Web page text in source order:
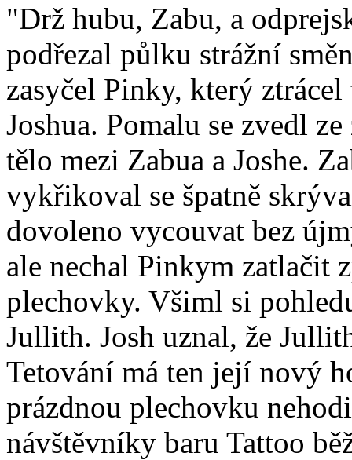
"Drž hubu, Zabu, a
podřezal půlku strážní
zasyčel Pinky, který
Joshua. Pomalu se zvedl
tělo mezi Zabua a Joshe.
vykřikoval se špatně
dovoleno vycouvat bez
ale nechal Pinkym zatlačit
plechovky. Všiml si
Jullith. Josh uznal, že
Tetování má ten její nový
prázdnou plechovku
návštěvníky baru Tattoo